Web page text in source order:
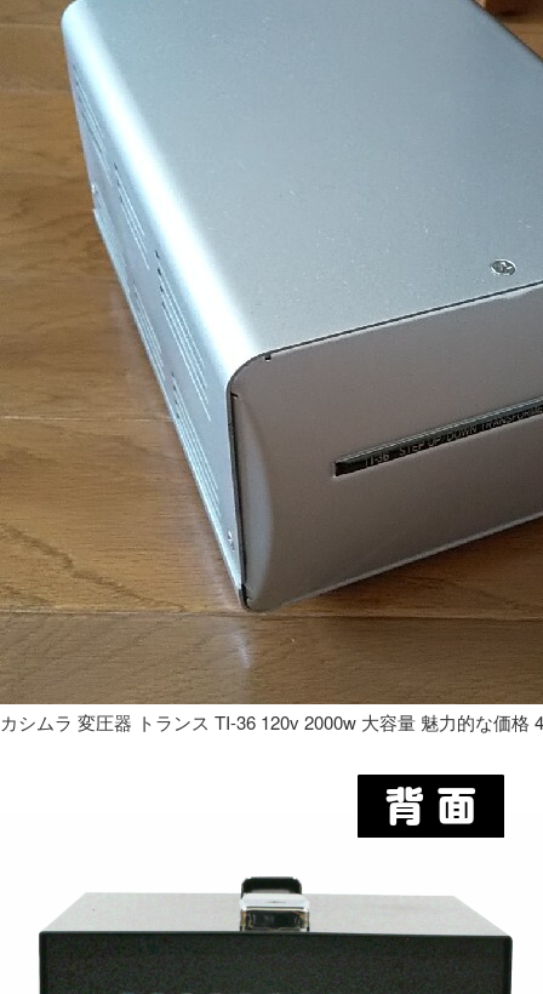
カシムラ 変圧器 トランス TI-36 120v 2000w 大容量 魅力的な価格